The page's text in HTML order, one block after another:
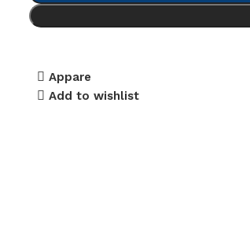
Appare
Add to wishlist